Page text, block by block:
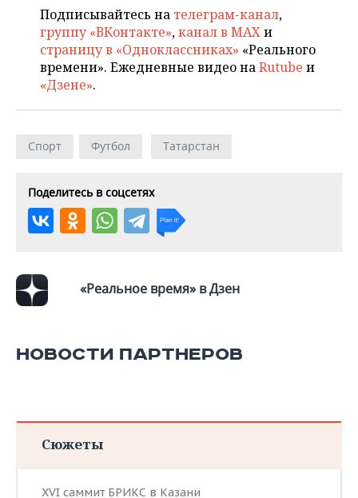
Подписывайтесь на телеграм-канал,
группу «ВКонтакте»,канал в MAXи
страницу в «Одноклассниках» «Реального
времени». Ежедневные видео наRutube и
«Дзене».
Спорт Футбол Татарстан
Поделитесь в соцсетях
«Реальное время» в Дзен
НОВОСТИ ПАРТНЕРОВ
Сюжеты
XVI саммит БРИКС в Казани